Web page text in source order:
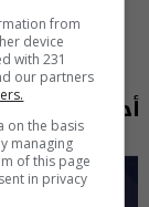
أحدث الحلقات
from
device
with 231
our partners
on the basis
managing
of this page
in privacy